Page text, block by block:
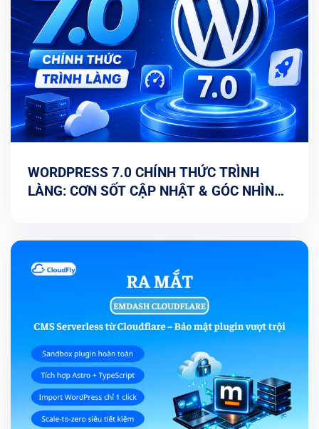
WORDPRESS 7.0 CHÍNH THỨC TRÌNH
LÀNG: CƠN SỐT CẬP NHẬT & GÓC NHÌN